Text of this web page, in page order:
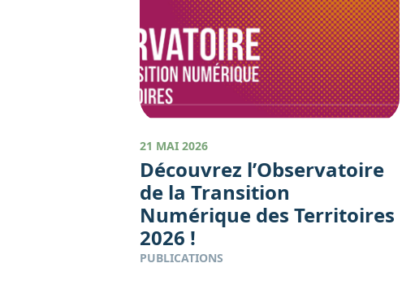
21 MAI 2026
Découvrez l’Observatoire
de la Transition
Numérique des Territoires
2026 !
PUBLICATIONS